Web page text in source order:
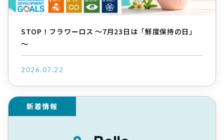
STOP！フラワーロス ～7月23日は「鮮度保持の日」
～
2026.07.22
新着情報